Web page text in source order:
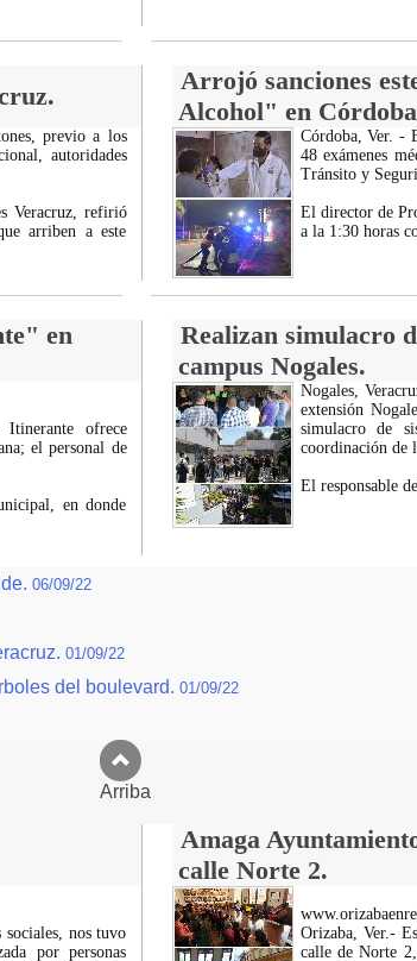
Arrojó sanciones
Alcohol" en
previo a los
autoridades
Veracruz, refirió
arriben a este
Córdoba, Ver. -
48 exámenes
Tránsito y
El director de
a la 1:30 horas
en
Realizan simulacro
campus Nogales.
ofrece
el personal de
en donde
Nogales,
extensión
simulacro de
coordinación de
El responsable
06/09/22
01/09/22
del boulevard. 01/09/22
Arriba
Amaga
calle Norte 2.
sociales, nos tuvo
por personas
Orizaba, Ver.-
calle de Norte